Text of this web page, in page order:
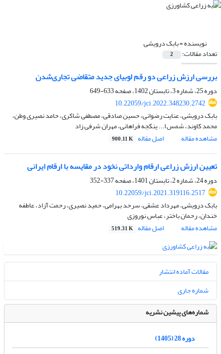
نویسنده =بابک درویشی
تعداد مقالات: 2
بررسی ارزش زراعی دو رقم لوبیای جدید متقاضی تجاری‌شدن
دوره 25، شماره 3، تابستان 1402، صفحه
633-649
10.22059/jci.2022.348230.2742
بابک درویشی، عنایت رضوانی، حسین صادقی، مصطفی شاکری، حامد نصیری وطن،
محمد کاوند، شمس ا... ینکجه فراهانی، مهران شرفی زاد
مشاهده مقاله
اصل مقاله 900.11 K
تعیین ارزش زراعی ارقام وارداتی نخود در مقایسه با ارقام ایرانی
دوره 24، شماره 2، تابستان 1401، صفحه
337-352
10.22059/jci.2021.319116.2517
بابک درویشی، مهرداد عشقی، سرحد بهرامی، حمید نصیری، رحمت آزاد، عاطفه
خندان، رحمان باختر، عباس نوروزی
مشاهده مقاله
اصل مقاله 519.31 K
مقالات آماده انتشار
شماره جاری
شماره‌های پیشین نشریه
دوره 28 (1405)